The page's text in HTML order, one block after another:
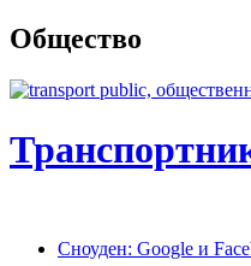
Общество
Сноуден: Google и